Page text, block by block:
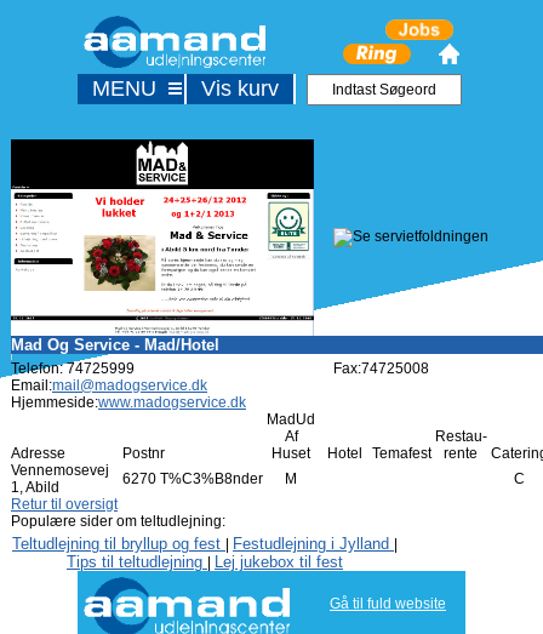
Mad Og Service - Mad/Hotel
Telefon: 74725999
Fax:74725008
Email:mail@madogservice.dk
Hjemmeside:www.madogservice.dk
Adresse Postnr
MadUd
Af
Huset
Hotel Temafest
Restau-
rente
Vennemosevej
1, Abild
6270 T%C3%B8nder M
C
Retur til oversigt
Populære sider om teltudlejning:
Teltudlejning til bryllup og fest Festudlejning i Jylland
Tips til teltudlejning Lej jukebox til fest
Gå til fuld website
MENU Vis kurv